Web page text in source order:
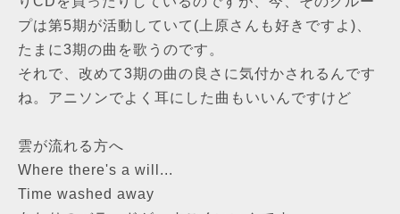
プは第5期が活動していて(上原さんも好きですよ)、
たまに3期の曲を歌うのです。
それで、改めて3期の曲の良さに気付かされるんです
ね。アニソンでよく耳にした曲もいいんですけど
雲が流れる方へ
Where there's a will...
Time washed away